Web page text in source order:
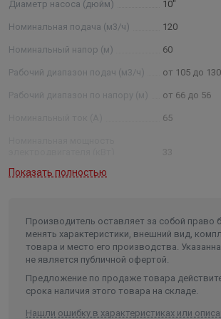
номинальная подача, м3 /ч; 50 —
метрах водяного столба; нрк —
колеса (нро — нержавеющие рабочие
колеса, отводы)) Примечание: * -
установлены после проведения
Диаметр насоса (дюйм) 10"
Номинальная подача (м3/ч) 120
Номинальный напор (м) 60
Рабочий диапазон подач (м3/ч) от 105 до 130
Рабочий диапазон по напору (м) от 66 до 56
65
33
Условный диаметр насоса
Внутренний диаметр обсадной
трубы скважины не менее/не
более (мм)
250/301
Частота, (Гц) 50
Показать полностью
Производитель оставляет за собой право
менять характеристики, внешний вид,
товара и место его производства.
не является публичной офертой.
Предложение по продаже товара
срока наличия этого товара на складе.
Нашли ошибку в характеристиках или